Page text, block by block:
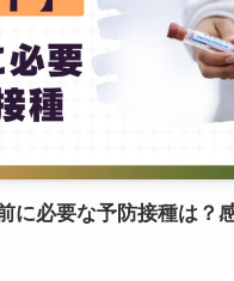
に必要な予防接種は？